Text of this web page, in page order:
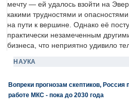
мечту — ей удалось взойти на
какими трудностями и
на пути к вершине. Однако её
практически незамеченным
бизнеса, что неприятно удивило
НАУКА
Вопреки прогнозам скептиков, Россия
работе МКС - пока до 2030 года